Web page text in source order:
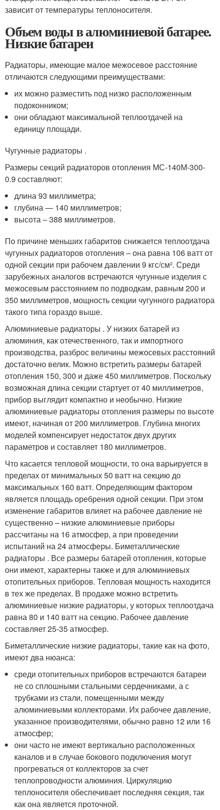
зависит от температуры теплоносителя.
Объем воды в алюминиевой батарее.
Низкие батареи
Радиаторы, имеющие малое межосевое расстояние
отличаются следующими преимуществами:
их можно разместить под низко расположенным
подоконником;
они обладают максимальной теплоотдачей на
единицу площади.
Чугунные радиаторы .
Размеры секций радиаторов отопления МС-140М-300-
0.9 составляют:
длина 93 миллиметра;
глубина — 140 миллиметров;
высота – 388 миллиметров.
По причине меньших габаритов снижается теплоотдача
чугунных радиаторов отопления – она равна 106 ватт от
одной секции при рабочем давлении 9 кгс/см². Среди
зарубежных аналогов встречаются чугунные изделия с
межосевым расстоянием по подводкам, равным 200 и
350 миллиметров, мощность секции чугунного радиатора
такого типа гораздо выше.
Алюминиевые радиаторы . У низких батарей из
алюминия, как отечественного, так и импортного
производства, разброс величины межосевых расстояний
достаточно велик. Можно встретить размеры батарей
отопления 150, 300 и даже 450 миллиметров. Поскольку
возможная длина секции стартует от 40 миллиметров,
прибор выглядит компактно и необычно. Низкие
алюминиевые радиаторы отопления размеры по высоте
имеют, начиная от 200 миллиметров. Глубина многих
моделей компенсирует недостаток двух других
параметров и составляет 180 миллиметров.
Что касается тепловой мощности, то она варьируется в
пределах от минимальных 50 ватт на секцию до
максимальных 160 ватт. Определяющим фактором
является площадь оребрения одной секции. При этом
изменение габаритов влияет на рабочее давление не
существенно – низкие алюминиевые приборы
рассчитаны на 16 атмосфер, а при проведении
испытаний на 24 атмосферы. Биметаллические
радиаторы . Все размеры батарей отопления, которые
они имеют, характерны также и для алюминиевых
отопительных приборов. Тепловая мощность находится
в тех же пределах. В продаже можно встретить
алюминиевые низкие радиаторы, у которых теплоотдача
равна 80 и 140 ватт на секцию. Рабочее давление
составляет 25-35 атмосфер.
Биметаллические низкие радиаторы, такие как на фото,
имеют два нюанса:
среди отопительных приборов встречаются батареи
не со сплошными стальными сердечниками, а с
трубками из стали, помещенными между
алюминиевыми коллекторами. Их рабочее давление,
указанное производителями, обычно равно 12 или 16
атмосфер;
они часто не имеют вертикально расположенных
каналов и в случае бокового подключения могут
прогреваться от коллекторов за счет
теплопроводности алюминия. Циркуляцию
теплоносителя обеспечивает последняя секция, так
как она является проточной.